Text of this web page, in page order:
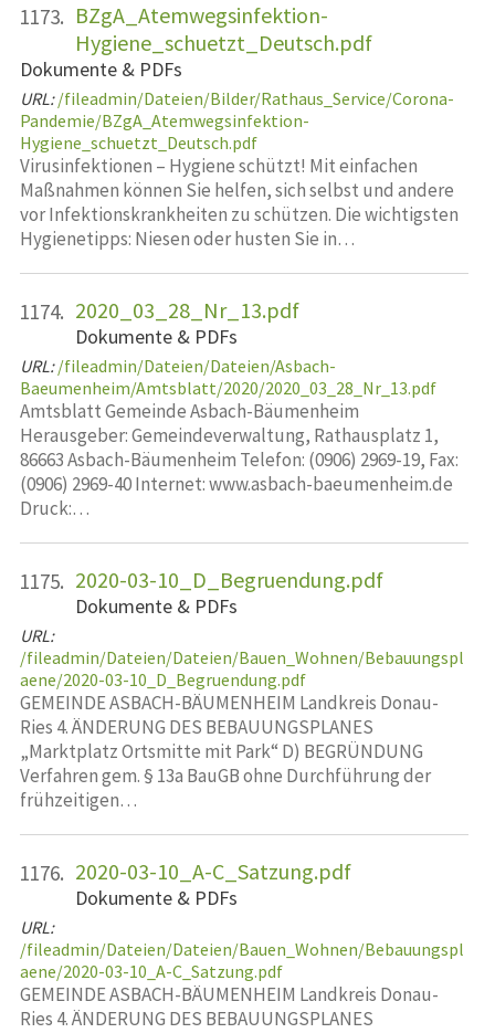
1173. BZgA_Atemwegsinfektion-
Hygiene_schuetzt_Deutsch.pdf
Dokumente & PDFs
URL: /fileadmin/Dateien/Bilder/Rathaus_Service/Corona-
Pandemie/BZgA_Atemwegsinfektion-
Hygiene_schuetzt_Deutsch.pdf
Virusinfektionen – Hygiene schützt! Mit einfachen
Maßnahmen können Sie helfen, sich selbst und andere
vor Infektionskrankheiten zu schützen. Die wichtigsten
Hygienetipps: Niesen oder husten Sie in…
1174. 2020_03_28_Nr_13.pdf
Dokumente & PDFs
URL: /fileadmin/Dateien/Dateien/Asbach-
Baeumenheim/Amtsblatt/2020/2020_03_28_Nr_13.pdf
Amtsblatt Gemeinde Asbach-Bäumenheim
Herausgeber: Gemeindeverwaltung, Rathausplatz 1,
86663 Asbach-Bäumenheim Telefon: (0906) 2969-19, Fax:
(0906) 2969-40 Internet: www.asbach-baeumenheim.de
Druck:…
1175. 2020-03-10_D_Begruendung.pdf
Dokumente & PDFs
URL:
/fileadmin/Dateien/Dateien/Bauen_Wohnen/Bebauungspl
aene/2020-03-10_D_Begruendung.pdf
GEMEINDE ASBACH-BÄUMENHEIM Landkreis Donau-
Ries 4. ÄNDERUNG DES BEBAUUNGSPLANES
„Marktplatz Ortsmitte mit Park“ D) BEGRÜNDUNG
Verfahren gem. § 13a BauGB ohne Durchführung der
frühzeitigen…
1176. 2020-03-10_A-C_Satzung.pdf
Dokumente & PDFs
URL:
/fileadmin/Dateien/Dateien/Bauen_Wohnen/Bebauungspl
aene/2020-03-10_A-C_Satzung.pdf
GEMEINDE ASBACH-BÄUMENHEIM Landkreis Donau-
Ries 4. ÄNDERUNG DES BEBAUUNGSPLANES